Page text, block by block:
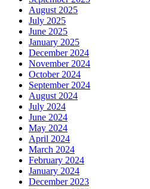
August 2025
July 2025
June 2025
January 2025
December 2024
November 2024
October 2024
September 2024
August 2024
July 2024
June 2024
May 2024
April 2024
March 2024
February 2024
January 2024
December 2023